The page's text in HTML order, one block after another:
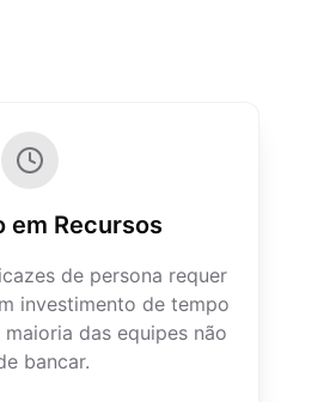
em Recursos
de persona requer
investimento de tempo
das equipes não
bancar.